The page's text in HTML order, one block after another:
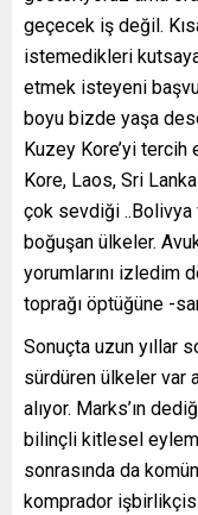
geçecek iş değil.
istemedikleri
etmek isteyeni
boyu bizde yaşa
Kuzey Kore’yi tercih
Kore, Laos, Sri
çok sevdiği ..Bolivya
boğuşan ülkeler.
yorumlarını izledim
toprağı öptüğüne -
Sonuçta uzun yıllar
sürdüren ülkeler var
alıyor. Marks’ın
bilinçli kitlesel
sonrasında da
komprador